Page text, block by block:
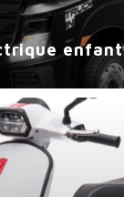
enfant